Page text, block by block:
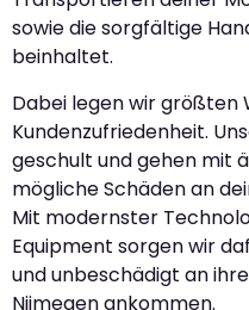
sowie die sorgfältige
beinhaltet.
Dabei legen wir größten
Kundenzufriedenheit.
geschult und gehen mit
mögliche Schäden an
Mit modernster
Equipment sorgen wir
und unbeschädigt an
Nijmegen ankommen.